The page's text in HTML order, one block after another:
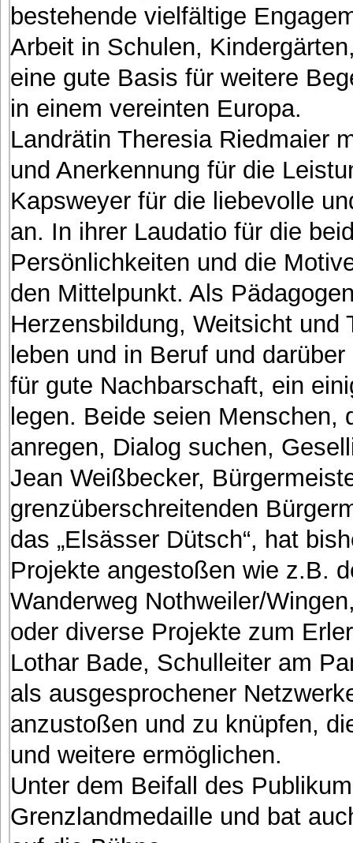
bestehende vielfältige
Arbeit in Schulen,
eine gute Basis für weitere
in einem vereinten Europa.
Landrätin Theresia Riedmaier
und Anerkennung für die
Kapsweyer für die liebevolle
an. In ihrer Laudatio für die
Persönlichkeiten und die
den Mittelpunkt. Als
Herzensbildung, Weitsicht und
leben und in Beruf und
für gute Nachbarschaft, ein
legen. Beide seien Menschen,
anregen, Dialog suchen,
Jean Weißbecker,
grenzüberschreitenden
das „Elsässer Dütsch“, hat
Projekte angestoßen wie z.B.
Wanderweg Nothweiler/
oder diverse Projekte zum
Lothar Bade, Schulleiter am
als ausgesprochener
anzustoßen und zu knüpfen,
und weitere ermöglichen.
Unter dem Beifall des
Grenzlandmedaille und bat